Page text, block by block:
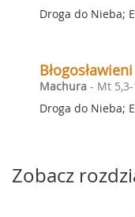
Droga do Nieba;
Machura - Mt
Droga do Nieba;
Zobacz